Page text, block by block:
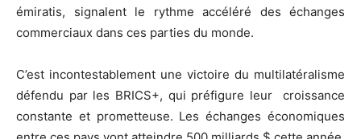
émiratis, signalent le rythme accéléré des échanges
commerciaux dans ces parties du monde.
C’est incontestablement une victoire du multilatéralisme
défendu par les BRICS+, qui préfigure leur croissance
constante et prometteuse. Les échanges économiques